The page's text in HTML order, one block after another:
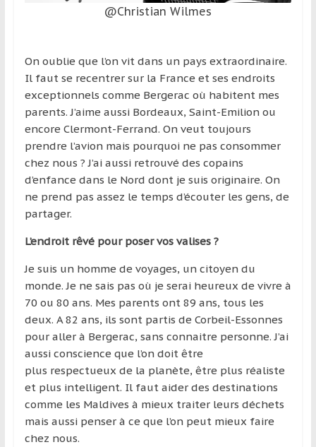
@Christian Wilmes
On oublie que l’on vit dans un pays extraordinaire.
Il faut se recentrer sur la France et ses endroits
exceptionnels comme Bergerac où habitent mes
parents. J’aime aussi Bordeaux, Saint-Emilion ou
encore Clermont-Ferrand. On veut toujours
prendre l’avion mais pourquoi ne pas consommer
chez nous ? J’ai aussi retrouvé des copains
d’enfance dans le Nord dont je suis originaire. On
ne prend pas assez le temps d’écouter les gens, de
partager.
L’endroit rêvé pour poser vos valises ?
Je suis un homme de voyages, un citoyen du
monde. Je ne sais pas où je serai heureux de vivre à
70 ou 80 ans. Mes parents ont 89 ans, tous les
deux. A 82 ans, ils sont partis de Corbeil-Essonnes
pour aller à Bergerac, sans connaitre personne. J’ai
aussi conscience que l’on doit être
plus respectueux de la planète, être plus réaliste
et plus intelligent. Il faut aider des destinations
comme les Maldives à mieux traiter leurs déchets
mais aussi penser à ce que l’on peut mieux faire
chez nous.